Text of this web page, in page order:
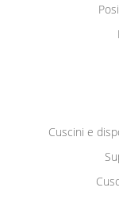
Cuscini e